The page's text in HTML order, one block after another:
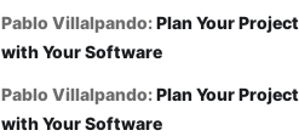
Pablo Villalpando:Plan Your Project
with Your Software
Pablo Villalpando:Plan Your Project
with Your Software